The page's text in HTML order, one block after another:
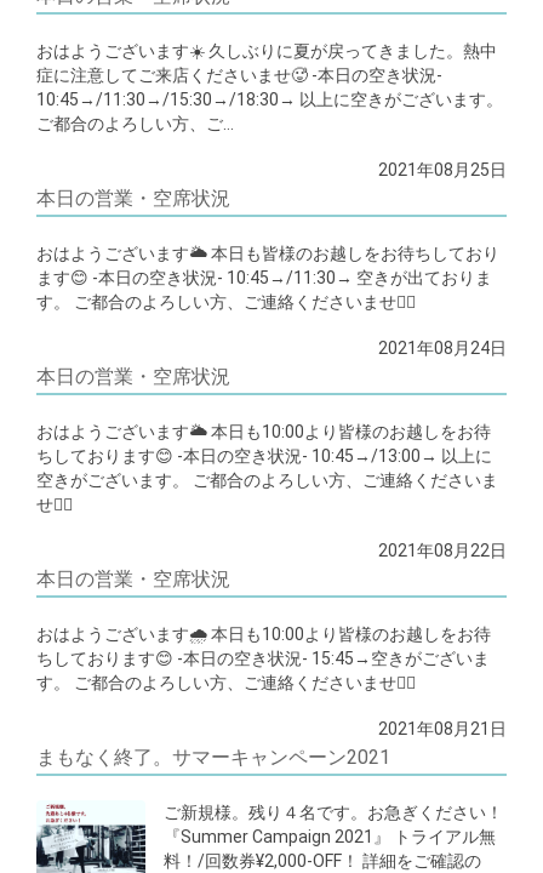
おはようございます☀️ 久しぶりに夏が戻ってきました。熱中
症に注意してご来店くださいませ🥵 -本日の空き状況-
10:45→/11:30→/15:30→/18:30→ 以上に空きがございます。
ご都合のよろしい方、ご…
本日の営業・空席状況
2021年08月25日
おはようございます🌥 本日も皆様のお越しをお待ちしており
ます😊 -本日の空き状況- 10:45→/11:30→ 空きが出ておりま
す。 ご都合のよろしい方、ご連絡くださいませ🙇‍♂️
本日の営業・空席状況
2021年08月24日
おはようございます🌥 本日も10:00より皆様のお越しをお待
ちしております😊 -本日の空き状況- 10:45→/13:00→ 以上に
空きがございます。 ご都合のよろしい方、ご連絡くださいま
せ🙇‍♂️
本日の営業・空席状況
2021年08月22日
おはようございます🌧 本日も10:00より皆様のお越しをお待
ちしております😊 -本日の空き状況- 15:45→空きがございま
す。 ご都合のよろしい方、ご連絡くださいませ🙇‍♂️
まもなく終了。サマーキャンペーン2021
2021年08月21日
ご新規様。残り４名です。お急ぎください！
『Summer Campaign 2021』 トライアル無
料！/回数券¥2,000-OFF！ 詳細をご確認の